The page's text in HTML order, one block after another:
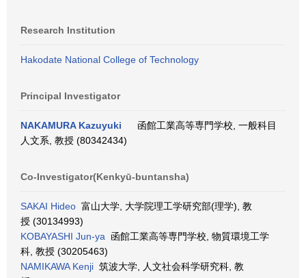
Research Institution
Hakodate National College of Technology
Principal Investigator
NAKAMURA Kazuyuki
函館工業高等専門学校, 一般科目
人文系, 教授 (80342434)
Co-Investigator(Kenkyū-buntansha)
SAKAI Hideo 富山大学, 大学院理工学研究部(理学), 教
授 (30134993)
KOBAYASHI Jun-ya 函館工業高等専門学校, 物質環境工学
科, 教授 (30205463)
NAMIKAWA Kenji 筑波大学, 人文社会科学研究科, 教